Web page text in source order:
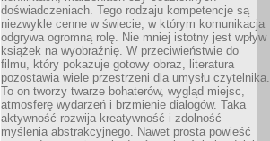
doświadczeniach. Tego rodzaju kompetencje są
niezwykle cenne w świecie, w którym komunikacja
odgrywa ogromną rolę. Nie mniej istotny jest wpływ
książek na wyobraźnię. W przeciwieństwie do
filmu, który pokazuje gotowy obraz, literatura
pozostawia wiele przestrzeni dla umysłu czytelnika.
To on tworzy twarze bohaterów, wygląd miejsc,
atmosferę wydarzeń i brzmienie dialogów. Taka
aktywność rozwija kreatywność i zdolność
myślenia abstrakcyjnego. Nawet prosta powieść